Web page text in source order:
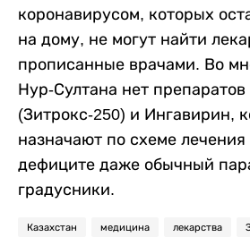
коронавирусом, которых
на дому, не могут найти
прописанные врачами. Во
Нур-Султана нет
(Зитрокс-250) и Ингавирин,
назначают по схеме
дефиците даже обычный
градусники.
Казахстан медицина лекарства